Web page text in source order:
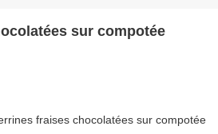
sur compotée